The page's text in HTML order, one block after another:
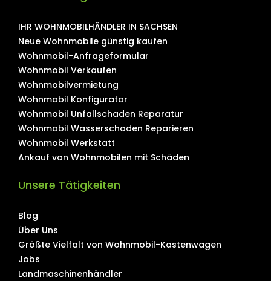
IHR WOHNMOBILHÄNDLER IN SACHSEN
Neue Wohnmobile günstig kaufen
Wohnmobil-Anfrageformular
Wohnmobil Verkaufen
Wohnmobilvermietung
Wohnmobil Konfigurator
Wohnmobil Unfallschaden Reparatur
Wohnmobil Wasserschaden Reparieren
Wohnmobil Werkstatt
Ankauf von Wohnmobilen mit Schäden
Unsere Tätigkeiten
Blog
Über Uns
Größte Vielfalt von Wohnmobil-Kastenwagen
Jobs
Landmaschinenhändler